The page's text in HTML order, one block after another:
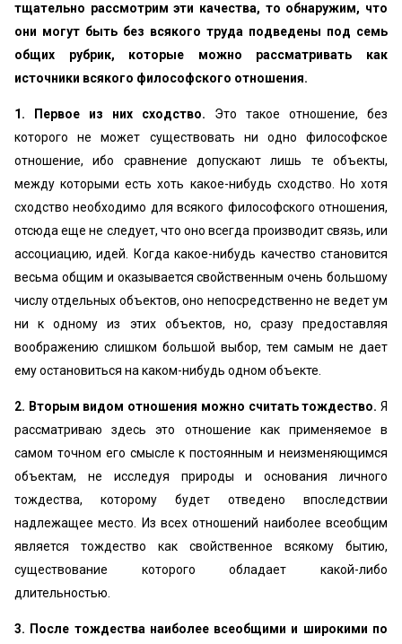
тщательно рассмотрим эти качества, то обнаружим, что
они могут быть без всякого труда подведены под семь
общих рубрик, которые можно рассматривать как
источники всякого философского отношения.
1. Первое из них сходство. Это такое отношение, без
которого не может существовать ни одно философское
отношение, ибо сравнение допускают лишь те объекты,
между которыми есть хоть какое-нибудь сходство. Но хотя
сходство необходимо для всякого философского отношения,
отсюда еще не следует, что оно всегда производит связь, или
ассоциацию, идей. Когда какое-нибудь качество становится
весьма общим и оказывается свойственным очень большому
числу отдельных объектов, оно непосредственно не ведет ум
ни к одному из этих объектов, но, сразу предоставляя
воображению слишком большой выбор, тем самым не дает
ему остановиться на каком-нибудь одном объекте.
2. Вторым видом отношения можно считать тождество. Я
рассматриваю здесь это отношение как применяемое в
самом точном его смысле к постоянным и неизменяющимся
объектам, не исследуя природы и основания личного
тождества, которому будет отведено впоследствии
надлежащее место. Из всех отношений наиболее всеобщим
является тождество как свойственное всякому бытию,
существование которого обладает какой-либо
длительностью.
3. После тождества наиболее всеобщими и широкими по